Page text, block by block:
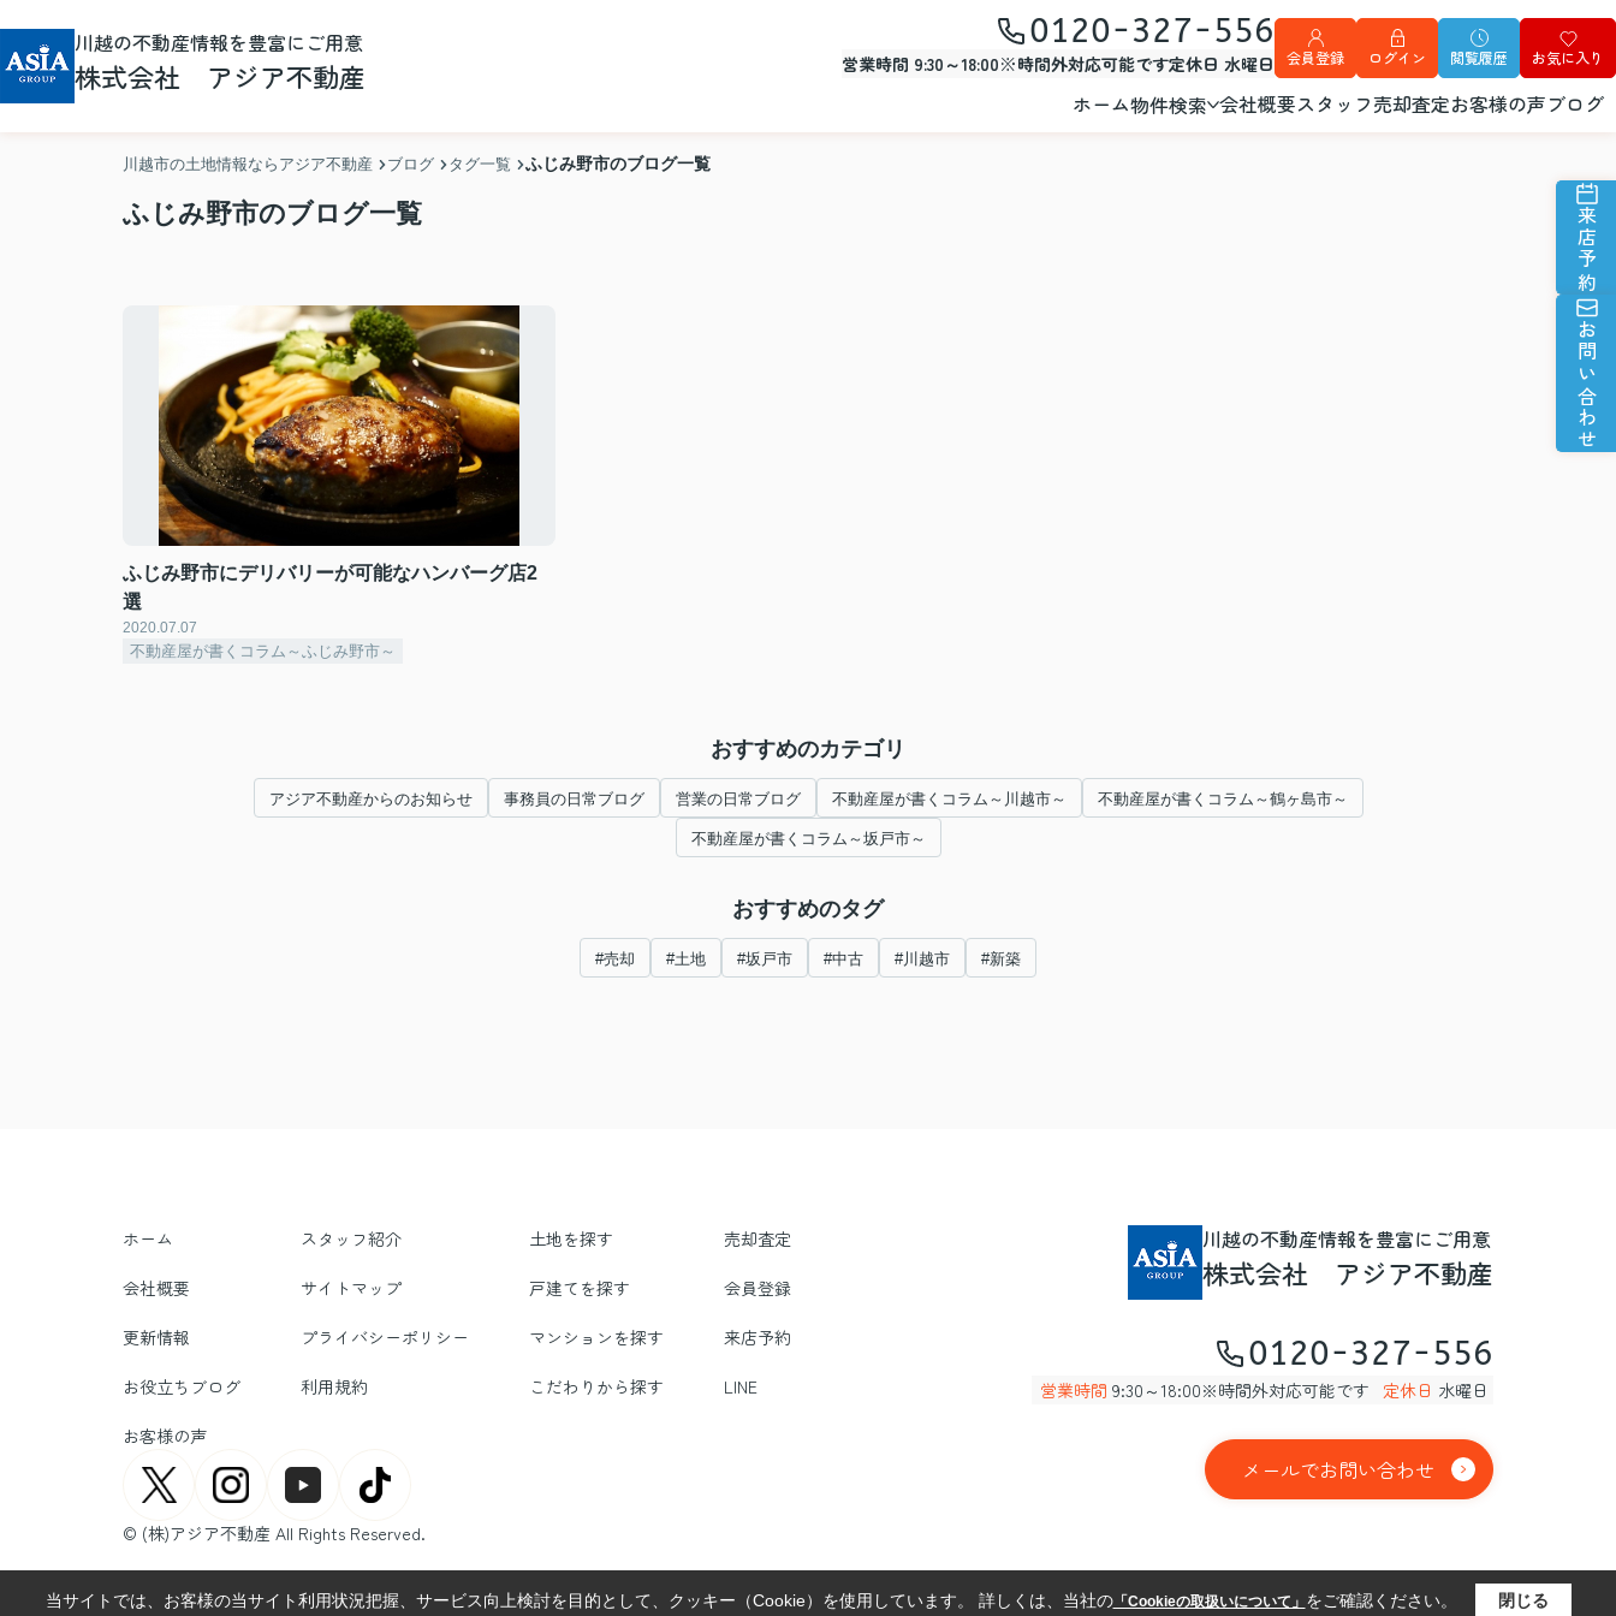
川越の不動産情報を豊富にご用意
株式会社 アジア不動産
0120-327-556
営業時間 9:30～18:00※時間外対応可能です定休日 水曜日 会員登録 ログイン 閲覧履歴 お気に入り
ホーム物件検索 会社概要スタッフ売却査定お客様の声ブログ
来店予約
お問い合わせ
川越市の土地情報ならアジア不動産 ブログ タグ一覧 ふじみ野市のブログ一覧
ふじみ野市のブログ一覧
ふじみ野市にデリバリーが可能なハンバーグ店2
選
2020.07.07
不動産屋が書くコラム～ふじみ野市～
おすすめのカテゴリ
アジア不動産からのお知らせ 事務員の日常ブログ 営業の日常ブログ 不動産屋が書くコラム～川越市～ 不動産屋が書くコラム～鶴ヶ島市～
不動産屋が書くコラム～坂戸市～
おすすめのタグ
#売却 #土地 #坂戸市 #中古 #川越市 #新築
ホーム スタッフ紹介 土地を探す 売却査定
会社概要 サイトマップ 戸建てを探す 会員登録
更新情報 プライバシーポリシー マンションを探す 来店予約
お役立ちブログ 利用規約 こだわりから探す LINE
お客様の声
© (株)アジア不動産 All Rights Reserved.
川越の不動産情報を豊富にご用意
株式会社 アジア不動産
0120-327-556
営業時間 9:30～18:00※時間外対応可能です 定休日 水曜日
メールでお問い合わせ
当サイトでは、お客様の当サイト利用状況把握、サービス向上検討を目的として、クッキー（Cookie）を使用しています。 詳しくは、当社の「Cookieの取扱いについて」 をご確認ください。 閉じる